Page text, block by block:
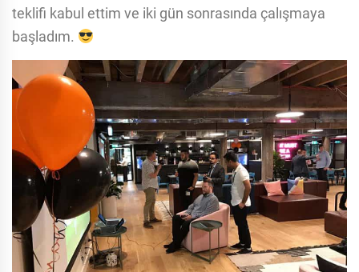
teklifi kabul ettim ve iki gün sonrasında çalışmaya
başladım.